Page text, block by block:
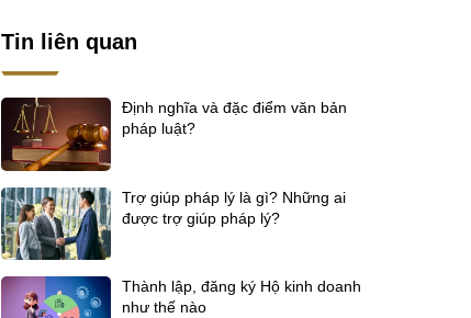
Tin liên quan
Định nghĩa và đặc điểm văn bản
pháp luật?
Trợ giúp pháp lý là gì? Những ai
được trợ giúp pháp lý?
Thành lập, đăng ký Hộ kinh doanh
như thế nào